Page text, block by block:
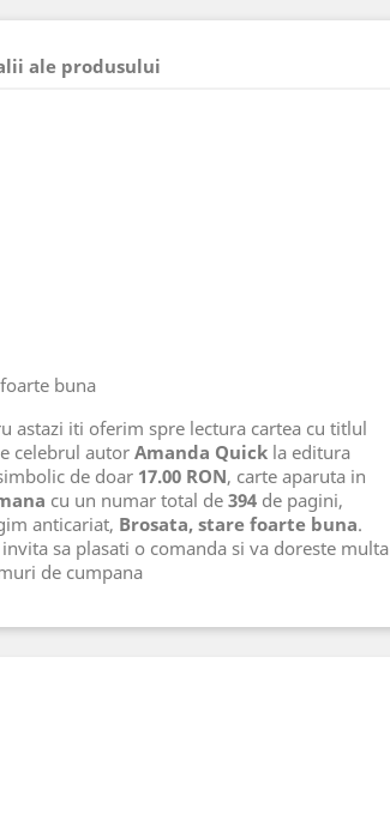
ale produsului
buna
astazi iti oferim spre lectura cartea cu titlul
celebrul autor Amanda Quick la editura
de doar 17.00 RON, carte aparuta in
cu un numar total de 394 de pagini,
anticariat, Brosata, stare foarte buna.
sa plasati o comanda si va doreste multa
de cumpana